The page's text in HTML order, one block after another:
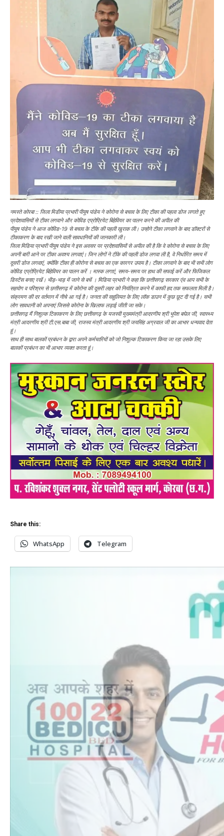
नमस्ते कोरबा :: जिला मिडीया प्रभारी पीयूष पांडेय ने कोरोना से बचाव के लिए टीका की पहला डोज लगाते हुए
प्रदेशवासियों से टीका लगवाने और कोविड एप्रोप्रियेट बिहेवियर का पालन करने की अपील की
पीयूष पांडेय ने आज कोविड-19 से बचाव के टीके की पहली खुराक ली। उन्होने टीका लगवाने के बाद डॉक्टरों से
टीकाकरण के बाद रखी जाने वाली सावधानियों की जानकारी ली।
जिला मिडिया प्रभारी पीयूष पांडेय ने इस अवसर पर प्रदेशवासियों से अपील की है कि वे कोरोना से बचाव के लिए
अपनी बारी आने पर टीका अवश्य लगवाएं। जिन लोगों ने टीके की पहली डोज लगवा ली है, वे निर्धारित समय में
दूसरी डोज लगवाएं, क्योंकि टीका ही कोरोना से बचाव का एक कारगर उपाय है। टीका लगवाने के बाद भी सभी लोग
कोविड एप्रोप्रियेट बिहेवियर का पालन करें । मास्क लगाएं, समय-समय पर हाथ की सफाई करें और फिजिकल
डिस्टेंस बनाए रखें। भीड़-भाड़ में जाने से बचें । मिडिया प्रभारी ने कहा कि छत्तीसगढ़ सरकार एंव आप सभी के
सहयोग व परिश्रम से छत्तीसगढ़ में कोरोना की दूसरी लहर को नियंत्रित करने में काफी हद तक सफलता मिली है।
संक्रमण की दर वर्तमान में नीचे आ गई है। जनता की सहूलियत के लिए लॉक डाउन में कुछ छूट दी गई है। सभी
लोग सावधानी को अपनाएं जिससे कोरोना के खिलाफ लड़ाई जीती जा सके।
छत्तीसगढ़ मैं निशुल्क टिकाकरण के लिए छत्तीसगढ़ के यजस्वी मुख्यमंत्री आदरणीय श्री भुपेश बघेल जी, स्वास्थ्य
मंत्री आदरणीय श्री टी.एस.बाबा जी, राजस्व मंत्री आदरणीय श्री जयसिंह अग्रवाल जी का आभार धन्यवाद देता
हूं।
साथ ही साथ बालकों प्रबंधन के द्वारा अपने कर्मचारियों को जो निशुल्क टिकाकरण किया जा रहा उसके लिए
बालकों प्रबंधन का भी आभार व्यक्त करता हूं।
Share this:
WhatsApp Telegram